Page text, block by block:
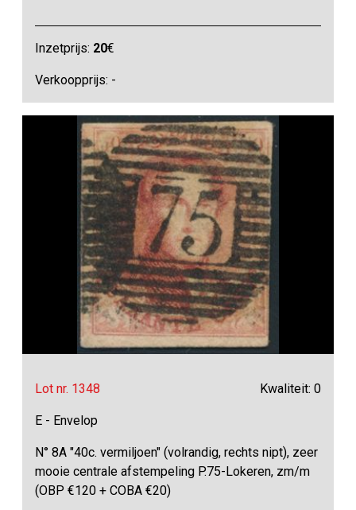
Inzetprijs: 20€
Verkoopprijs: -
Lot nr. 1348 Kwaliteit: 0
E - Envelop
N° 8A "40c. vermiljoen" (volrandig, rechts nipt), zeer
mooie centrale afstempeling P.75-Lokeren, zm/m
(OBP €120 + COBA €20)